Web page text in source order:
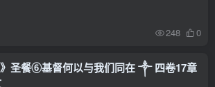
248 0
圣餐⑥基督何以与我们同在 ༒ 四卷17章